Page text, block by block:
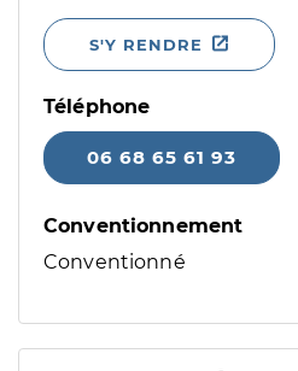
S'Y RENDRE
Téléphone
06 68 65 61 93
Conventionnement
Conventionné